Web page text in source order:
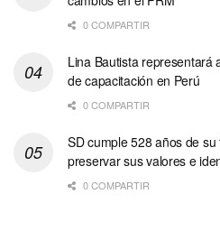
0 COMPARTIR
Lina Bautista representará
de capacitación en Perú
0 COMPARTIR
SD cumple 528 años de
preservar sus valores e
0 COMPARTIR